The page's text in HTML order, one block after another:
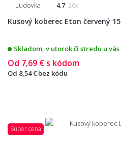
Ľudovka 4.7 26x
Kusový koberec Eton červený 15
Skladom, v utorok či stredu u vás
Od 7,69 € s kódom
Od 8,54 € bez kódu
Super cena